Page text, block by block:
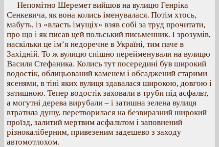
Непомітно Шеремет вийшов на вулицю Генріка
Сенкевича, як вона колись іменувалася. Потім хтось,
мабуть, із «власть імущіх» взяв собі за труд прочитати,
про що і як писав цей польський письменник. І зрозумів,
наскільки це ім’я недоречне в Україні, тим паче в
Західній. То ж вулицю спішно перейменували на вулицю
Василя Стефаника. Колись тут посередині був широкий
водостік, облицьований каменем і обсаджений старими
ясенями, в тіні яких вулиця здавалася широкою, довгою і
затишною. Тепер водостік заховали в труби під асфальт,
а могутні дерева вирубали – і затишна зелена вулиця
втратила душу, перетворилася на безвиразний широкий
проїзд, залитий мертвим асфальтом і заповнений
різнокаліберним, привезеним задешево з заходу
автомотлохом.